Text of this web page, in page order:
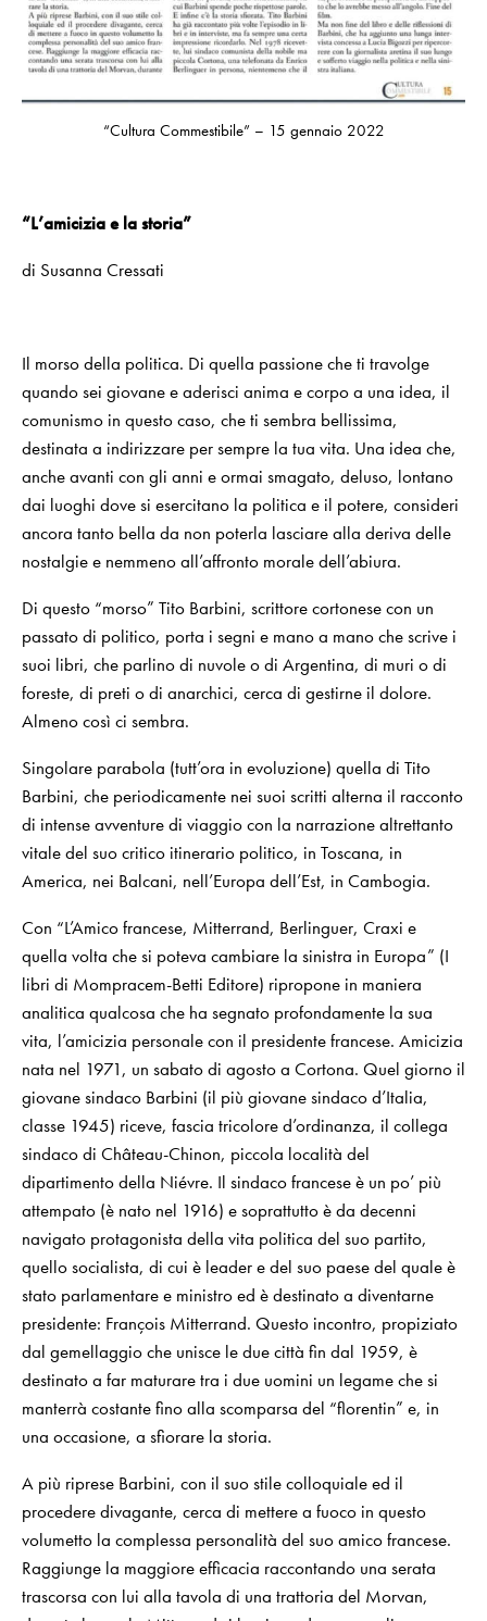
“Cultura Commestibile” – 15 gennaio 2022
“L’amicizia e la storia”
di Susanna Cressati
Il morso della politica. Di quella passione che ti travolge
quando sei giovane e aderisci anima e corpo a una idea, il
comunismo in questo caso, che ti sembra bellissima,
destinata a indirizzare per sempre la tua vita. Una idea che,
anche avanti con gli anni e ormai smagato, deluso, lontano
dai luoghi dove si esercitano la politica e il potere, consideri
ancora tanto bella da non poterla lasciare alla deriva delle
nostalgie e nemmeno all’affronto morale dell’abiura.
Di questo “morso” Tito Barbini, scrittore cortonese con un
passato di politico, porta i segni e mano a mano che scrive i
suoi libri, che parlino di nuvole o di Argentina, di muri o di
foreste, di preti o di anarchici, cerca di gestirne il dolore.
Almeno così ci sembra.
Singolare parabola (tutt’ora in evoluzione) quella di Tito
Barbini, che periodicamente nei suoi scritti alterna il racconto
di intense avventure di viaggio con la narrazione altrettanto
vitale del suo critico itinerario politico, in Toscana, in
America, nei Balcani, nell’Europa dell’Est, in Cambogia.
Con “L’Amico francese, Mitterrand, Berlinguer, Craxi e
quella volta che si poteva cambiare la sinistra in Europa” (I
libri di Mompracem-Betti Editore) ripropone in maniera
analitica qualcosa che ha segnato profondamente la sua
vita, l’amicizia personale con il presidente francese. Amicizia
nata nel 1971, un sabato di agosto a Cortona. Quel giorno il
giovane sindaco Barbini (il più giovane sindaco d’Italia,
classe 1945) riceve, fascia tricolore d’ordinanza, il collega
sindaco di Château-Chinon, piccola località del
dipartimento della Niévre. Il sindaco francese è un po’ più
attempato (è nato nel 1916) e soprattutto è da decenni
navigato protagonista della vita politica del suo partito,
quello socialista, di cui è leader e del suo paese del quale è
stato parlamentare e ministro ed è destinato a diventarne
presidente: François Mitterrand. Questo incontro, propiziato
dal gemellaggio che unisce le due città fin dal 1959, è
destinato a far maturare tra i due uomini un legame che si
manterrà costante fino alla scomparsa del “florentin” e, in
una occasione, a sfiorare la storia.
A più riprese Barbini, con il suo stile colloquiale ed il
procedere divagante, cerca di mettere a fuoco in questo
volumetto la complessa personalità del suo amico francese.
Raggiunge la maggiore efficacia raccontando una serata
trascorsa con lui alla tavola di una trattoria del Morvan,